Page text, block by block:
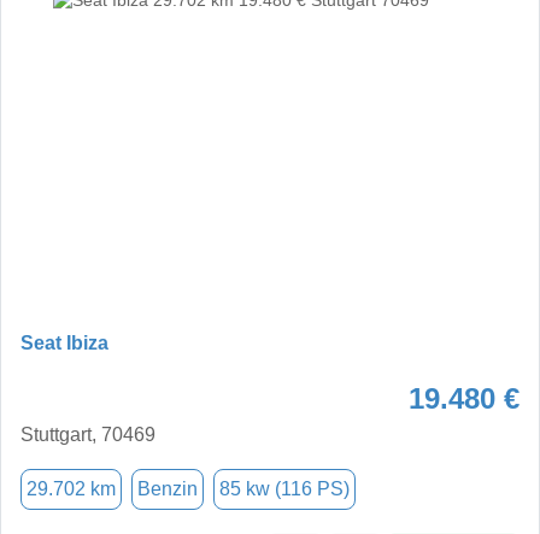
Seat Ibiza
19.480 €
Stuttgart, 70469
29.702 km Benzin 85 kw (116 PS)